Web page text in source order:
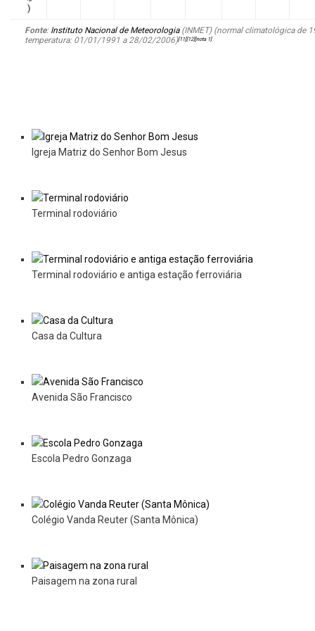
)
Fonte: Instituto Nacional de Meteorologia(INMET) (normal climatológica de
temperatura: 01/01/1991 a 28/02/2006)[11][12][nota 1]
Igreja Matriz do Senhor Bom Jesus
Terminal rodoviário
Terminal rodoviário e antiga estação ferroviária
Casa da Cultura
Avenida São Francisco
Escola Pedro Gonzaga
Colégio Vanda Reuter (Santa Mônica)
Paisagem na zona rural